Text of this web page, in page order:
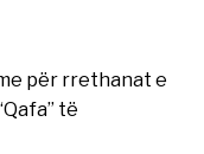
për rrethanat e
të